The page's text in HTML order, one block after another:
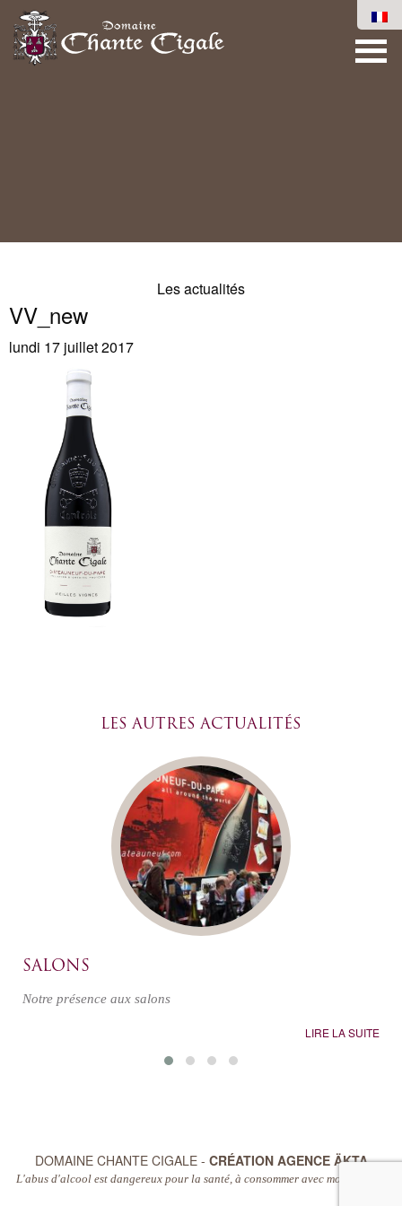
Les actualités
VV_new
lundi 17 juillet 2017
LES AUTRES ACTUALITÉS
SALONS
Notre présence aux salons
LIRE LA SUITE
DOMAINE CHANTE CIGALE - CRÉATION AGENCE ÄKTA
L'abus d'alcool est dangereux pour la santé, à consommer avec modération.